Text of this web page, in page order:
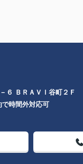
６ ＢＲＡＶＩ谷町２Ｆ
時間外対応可